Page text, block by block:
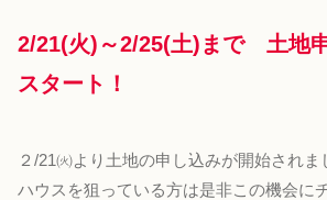
2/21(火)～2/25(土)まで 土地
スタート！
２/21㈫より土地の申し込みが開始されま
ハウスを狙っている方は是非この機会に